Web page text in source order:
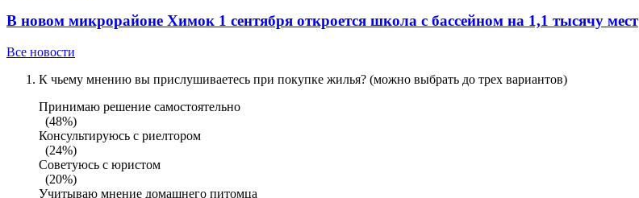
В новом микрорайоне Химок 1 сентября откроется школа с бассейном на 1,1 тысячу мест
Все новости
К чьему мнению вы прислушиваетесь при покупке жилья? (можно выбрать до трех вариантов)
Принимаю решение самостоятельно
(48%)
Консультируюсь с риелтором
(24%)
Советуюсь с юристом
(20%)
Учитываю мнение домашнего питомца